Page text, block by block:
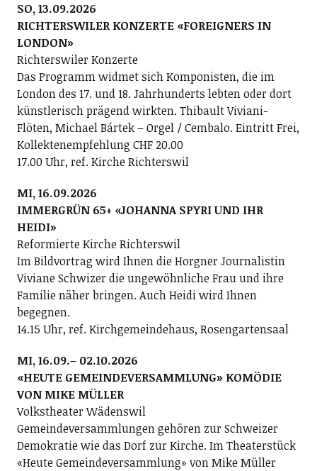
SO, 13.09.2026
RICHTERSWILER KONZERTE «FOREIGNERS IN
LONDON»
Richterswiler Konzerte
Das Programm widmet sich Komponisten, die im
London des 17. und 18. Jahrhunderts lebten oder dort
künstlerisch prägend wirkten. Thibault Viviani-
Flöten, Michael Bártek – Orgel / Cembalo. Eintritt Frei,
Kollektenempfehlung CHF 20.00
17.00 Uhr, ref. Kirche Richterswil
MI, 16.09.2026
IMMERGRÜN 65+ «JOHANNA SPYRI UND IHR
HEIDI»
Reformierte Kirche Richterswil
Im Bildvortrag wird Ihnen die Horgner Journalistin
Viviane Schwizer die ungewöhnliche Frau und ihre
Familie näher bringen. Auch Heidi wird Ihnen
begegnen.
14.15 Uhr, ref. Kirchgemeindehaus, Rosengartensaal
MI, 16.09.– 02.10.2026
«HEUTE GEMEINDEVERSAMMLUNG» KOMÖDIE
VON MIKE MÜLLER
Volkstheater Wädenswil
Gemeindeversammlungen gehören zur Schweizer
Demokratie wie das Dorf zur Kirche. Im Theaterstück
«Heute Gemeindeversammlung» von Mike Müller